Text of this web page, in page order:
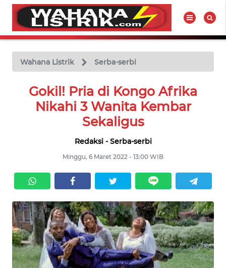
Wahana Listrik Serba-serbi
Gokil! Pria di Kongo Afrika
Nikahi 3 Wanita Kembar
Sekaligus
Redaksi - Serba-serbi
Minggu, 6 Maret 2022 - 13:00 WIB
TV
Tutup
BERITA
LISTRIK
LISTRIK
SEJARAH
LISTRIK
SERBA-
SERBI